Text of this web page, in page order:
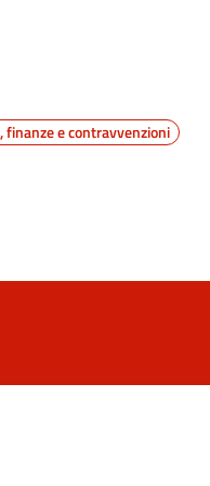
finanze e contravvenzioni